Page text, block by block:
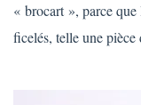
« brocart », parce que
ficelés, telle une pièce